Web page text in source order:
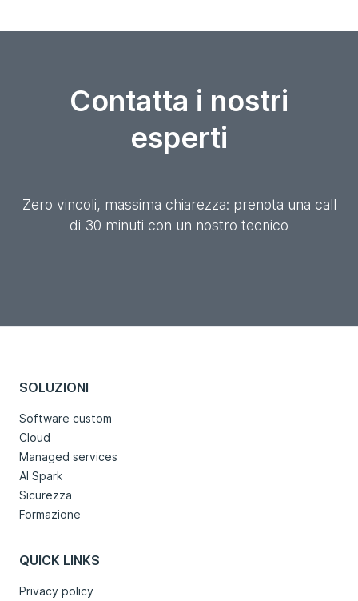
Contatta i nostri
esperti
Zero vincoli, massima chiarezza: prenota una call
di 30 minuti con un nostro tecnico
SOLUZIONI
Software custom
Cloud
Managed services
AI Spark
Sicurezza
Formazione
QUICK LINKS
Privacy policy